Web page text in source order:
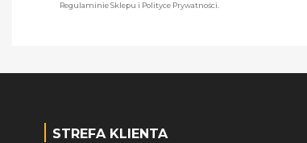
Regulaminie Sklepu i Polityce Prywatności.
STREFA KLIENTA